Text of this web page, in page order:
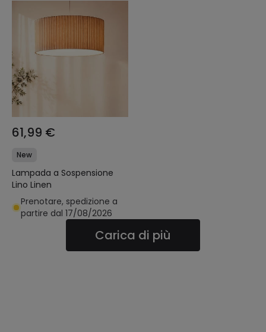
61,99 €
New
Lampada a Sospensione
Lino Linen
Prenotare, spedizione a
partire dal 17/08/2026
Carica di più